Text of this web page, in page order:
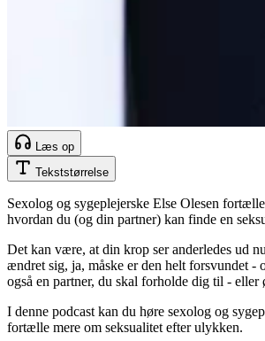
Læs op
Tekststørrelse
Sexolog og sygeplejerske Else Olesen
hvordan du (og din partner) kan finde en
Det kan være, at din krop ser anderledes ud
ændret sig, ja, måske er den helt forsvundet -
også en partner, du skal forholde dig til - eller
I denne podcast kan du høre sexolog og
fortælle mere om seksualitet efter ulykken.